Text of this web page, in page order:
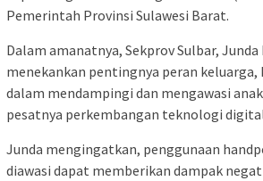
Pemerintah Provinsi Sulawesi Barat.
Dalam amanatnya, Sekprov Sulbar, Junda
menekankan pentingnya peran keluarga,
dalam mendampingi dan mengawasi
pesatnya perkembangan teknologi
Junda mengingatkan, penggunaan
diawasi dapat memberikan dampak